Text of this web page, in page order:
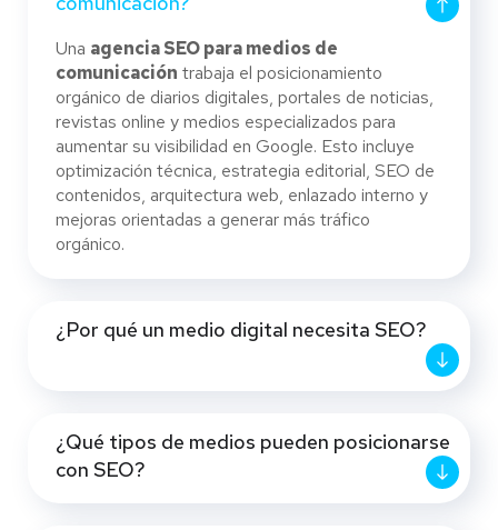
Una agencia SEO para medios de
comunicación trabaja el posicionamiento
orgánico de diarios digitales, portales de noticias,
revistas online y medios especializados para
aumentar su visibilidad en Google. Esto incluye
optimización técnica, estrategia editorial, SEO de
contenidos, arquitectura web, enlazado interno y
mejoras orientadas a generar más tráfico
orgánico.
¿Por qué un medio digital necesita SEO?
¿Qué tipos de medios pueden posicionarse
con SEO?